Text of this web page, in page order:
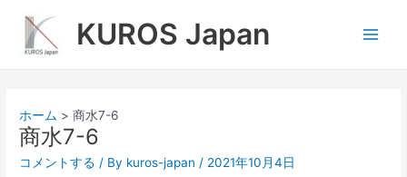
ス
KUROS Japan
ホーム 商水7-6
商水7-6
コメントする / By kuros-japan / 2021年10月4日